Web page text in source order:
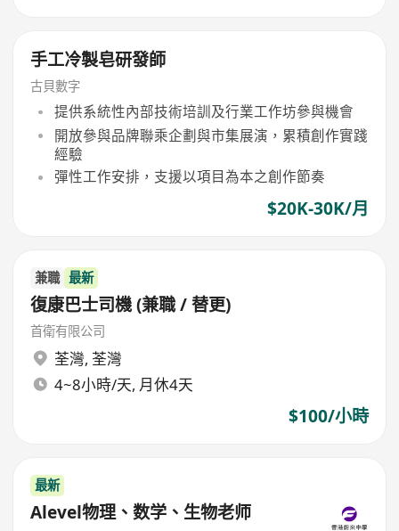
手工冷製皂研發師
古貝數字
提供系統性內部技術培訓及行業工作坊參與機會
開放參與品牌聯乘企劃與市集展演，累積創作實踐
經驗
彈性工作安排，支援以項目為本之創作節奏
$20K-30K/月
兼職 最新
復康巴士司機 (兼職 / 替更)
首衛有限公司
荃灣, 荃灣
4~8小時/天, 月休4天
$100/小時
最新
Alevel物理、数学、生物老师